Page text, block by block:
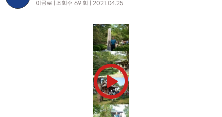
이금로 | 조회수 69 회 | 2021.04.25